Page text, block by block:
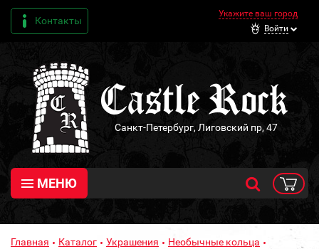
Контакты
Укажите ваш город
Войти
Санкт-Петербург, Лиговский пр, 47
МЕНЮ
Главная Каталог Украшения
Необычные кольца